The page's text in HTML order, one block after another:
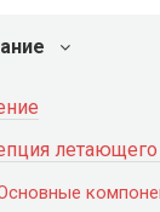
летающего